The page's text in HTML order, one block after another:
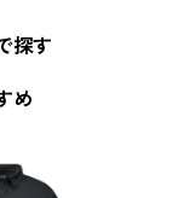
探す
め